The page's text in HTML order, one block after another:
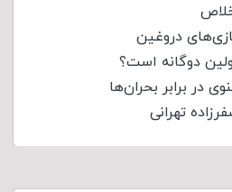
دروغین
دوگانه است؟
در برابر بحران‌ها
تهرانی